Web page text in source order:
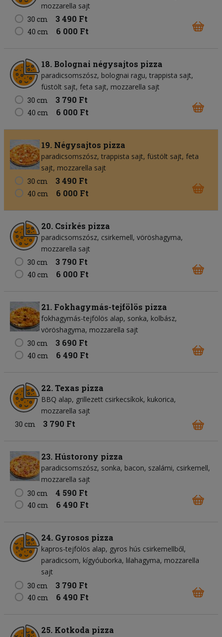
mozzarella sajt
30 cm
3 490 Ft
40 cm 6 000 Ft
18. Bolognai négysajtos pizza
paradicsomszósz bolognai ragu trappista sajt
füstölt sajt feta sajt mozzarella sajt
30 cm
3 790 Ft
40 cm 6 000 Ft
19. Négysajtos pizza
paradicsomszósz trappista sajt füstölt sajt feta
sajt mozzarella sajt
30 cm
3 490 Ft
40 cm 6 000 Ft
20. Csirkés pizza
paradicsomszósz csirkemell vöröshagyma
mozzarella sajt
30 cm
3 790 Ft
40 cm 6 000 Ft
21. Fokhagymás-tejfölös pizza
fokhagymás-tejfölös alap sonka kolbász
vöröshagyma mozzarella sajt
30 cm
3 690 Ft
40 cm 6 490 Ft
22. Texas pizza
BBQ alap grillezett csirkecsíkok kukorica
mozzarella sajt
30 cm
3 790 Ft
23. Hústorony pizza
paradicsomszósz sonka bacon szalámi csirkemell
mozzarella sajt
30 cm
4 590 Ft
40 cm 6 490 Ft
24. Gyrosos pizza
kapros-tejfölös alap gyros hús csirkemellből
paradicsom kígyóuborka lilahagyma mozzarella
sajt
30 cm
3 790 Ft
40 cm 6 490 Ft
25. Kotkoda pizza